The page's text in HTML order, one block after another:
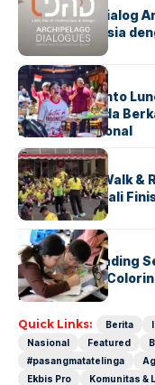
LDAD 2026: Dialog
Depan Indonesia
BERITAINDEX
Marissa Sutanto
Ajak Anak Muda
Musik Tradisional
BERITAINDEX
Tangsel Fun Walk &
Keluhkan Medali
BERITAINDEX
Atria Hotel Gading
Lewat Family
Indonesia
Quick Links: Berita
Nasional
Featured
#pasangmatatelinga
Ekbis Pro
Komunitas &